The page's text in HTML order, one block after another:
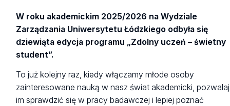
W roku akademickim 2025/2026 na Wydziale
Zarządzania Uniwersytetu Łódzkiego odbyła się
dziewiąta edycja programu „Zdolny uczeń – świetny
student”.
To już kolejny raz, kiedy włączamy młode osoby
zainteresowane nauką w nasz świat akademicki,
im sprawdzić się w pracy badawczej i lepiej poznać